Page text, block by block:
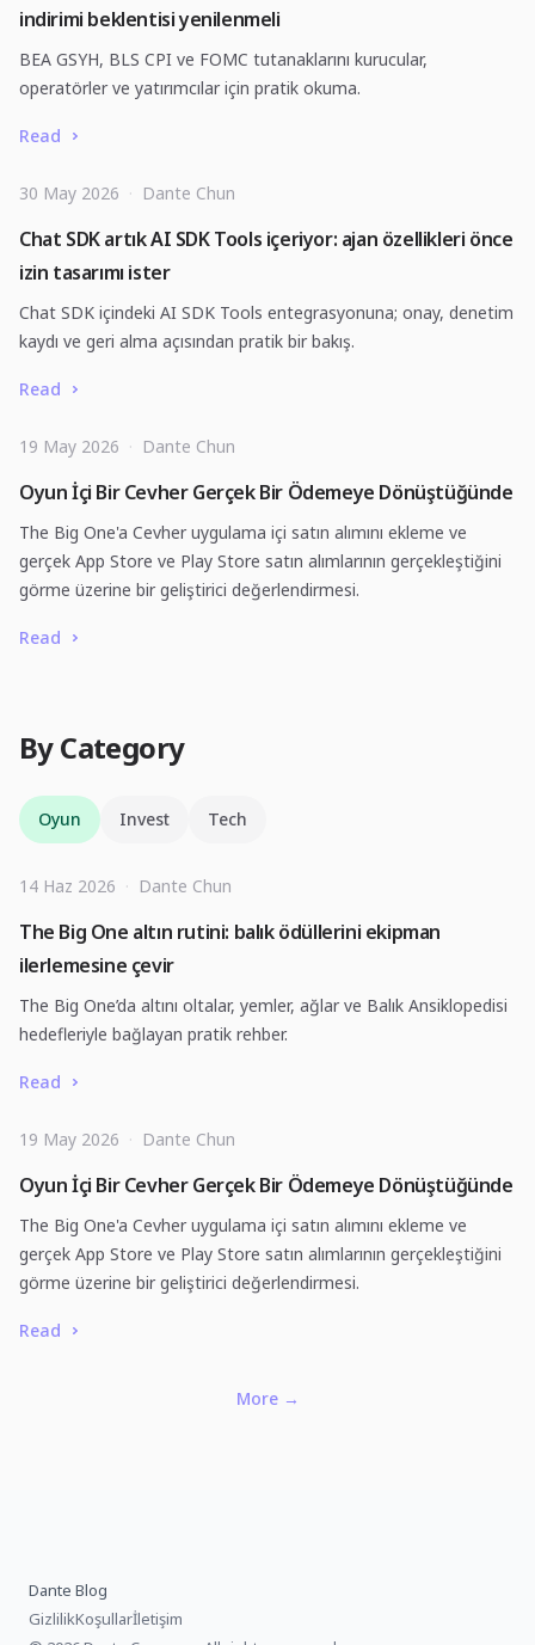
indirimi beklentisi yenilenmeli
BEA GSYH, BLS CPI ve FOMC tutanaklarını kurucular,
operatörler ve yatırımcılar için pratik okuma.
Read
Chat SDK artık AI SDK Tools içeriyor: ajan özellikleri önce
izin tasarımı ister
30 May 2026 · Dante Chun
Chat SDK içindeki AI SDK Tools entegrasyonuna; onay, denetim
kaydı ve geri alma açısından pratik bir bakış.
Read
Oyun İçi Bir Cevher Gerçek Bir Ödemeye Dönüştüğünde
19 May 2026 · Dante Chun
The Big One'a Cevher uygulama içi satın alımını ekleme ve
gerçek App Store ve Play Store satın alımlarının gerçekleştiğini
görme üzerine bir geliştirici değerlendirmesi.
Read
By Category
Oyun Invest Tech
The Big One altın rutini: balık ödüllerini ekipman
ilerlemesine çevir
14 Haz 2026 · Dante Chun
The Big One’da altını oltalar, yemler, ağlar ve Balık Ansiklopedisi
hedefleriyle bağlayan pratik rehber.
Read
Oyun İçi Bir Cevher Gerçek Bir Ödemeye Dönüştüğünde
19 May 2026 · Dante Chun
The Big One'a Cevher uygulama içi satın alımını ekleme ve
gerçek App Store ve Play Store satın alımlarının gerçekleştiğini
görme üzerine bir geliştirici değerlendirmesi.
Read
More→
Dante Blog
GizlilikKoşullarİletişim